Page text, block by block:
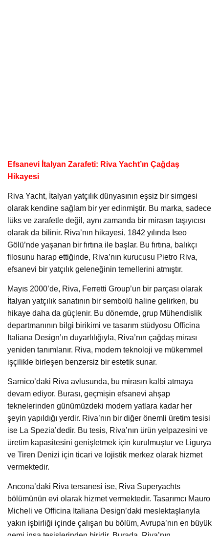
Efsanevi İtalyan Zarafeti: Riva Yacht’ın Çağdaş
Hikayesi
Riva Yacht, İtalyan yatçılık dünyasının eşsiz bir simgesi
olarak kendine sağlam bir yer edinmiştir. Bu marka, sadece
lüks ve zarafetle değil, aynı zamanda bir mirasın taşıyıcısı
olarak da bilinir. Riva’nın hikayesi, 1842 yılında Iseo
Gölü’nde yaşanan bir fırtına ile başlar. Bu fırtına, balıkçı
filosunu harap ettiğinde, Riva’nın kurucusu Pietro Riva,
efsanevi bir yatçılık geleneğinin temellerini atmıştır.
Mayıs 2000’de, Riva, Ferretti Group’un bir parçası olarak
İtalyan yatçılık sanatının bir sembolü haline gelirken, bu
hikaye daha da güçlenir. Bu dönemde, grup Mühendislik
departmanının bilgi birikimi ve tasarım stüdyosu Officina
Italiana Design’ın duyarlılığıyla, Riva’nın çağdaş mirası
yeniden tanımlanır. Riva, modern teknoloji ve mükemmel
işçilikle birleşen benzersiz bir estetik sunar.
Sarnico’daki Riva avlusunda, bu mirasın kalbi atmaya
devam ediyor. Burası, geçmişin efsanevi ahşap
teknelerinden günümüzdeki modern yatlara kadar her
şeyin yapıldığı yerdir. Riva’nın bir diğer önemli üretim tesisi
ise La Spezia’dedir. Bu tesis, Riva’nın ürün yelpazesini ve
üretim kapasitesini genişletmek için kurulmuştur ve Ligurya
ve Tiren Denizi için ticari ve lojistik merkez olarak hizmet
vermektedir.
Ancona’daki Riva tersanesi ise, Riva Superyachts
bölümünün evi olarak hizmet vermektedir. Tasarımcı Mauro
Micheli ve Officina Italiana Design’daki meslektaşlarıyla
yakın işbirliği içinde çalışan bu bölüm, Avrupa’nın en büyük